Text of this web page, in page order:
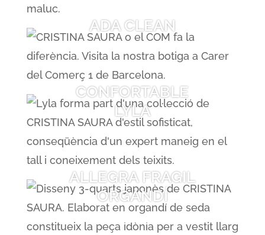
ADA CLEAN
CONFORTABLE
LYLA
ALLEGRA FRAGIL
ORGANDÍ